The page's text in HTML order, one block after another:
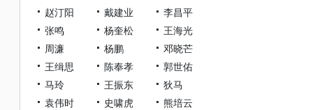
赵汀阳
戴建业
李昌平
张鸣
杨奎松
王海光
周濂
杨鹏
邓晓芒
王缉思
陈奉孝
郭世佑
马玲
王振东
狄马
袁伟时
史啸虎
熊培云